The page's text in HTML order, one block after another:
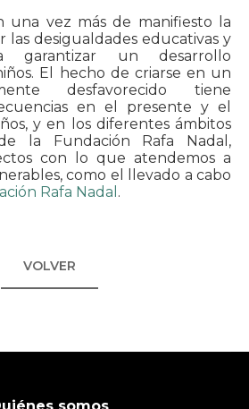
una vez más de manifiesto la
las desigualdades educativas y
garantizar un desarrollo
El hecho de criarse en un
desfavorecido tiene
en el presente y el
y en los diferentes ámbitos
la Fundación Rafa Nadal,
con lo que atendemos a
como el llevado a cabo
Rafa Nadal .
VOLVER